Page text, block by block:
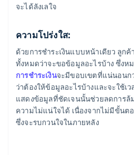
จะได้ลังเลใจ
ความโปร่งใส:
ด้วยการชำระเงินแบบหน้าเดียว ลูกค้
ทั้งหมดว่าจะขอข้อมูลอะไรบ้าง ซึ่งห
การชำระเงินจะมีขอบเขตที่แน่นอนก
ว่าต้องให้ข้อมูลอะไรบ้างและจะใช้เ
แสดงข้อมูลที่ชัดเจนนั้นช่วยลดการล้
ความไม่แน่ใจได้ เนื่องจากไม่มีขั้นต
ซึ่งจะรบกวนใจในภายหลัง